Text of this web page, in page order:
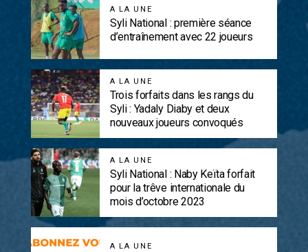
A LA UNE
Syli National : première séance
d’entraînement avec 22 joueurs
A LA UNE
Trois forfaits dans les rangs du
Syli : Yadaly Diaby et deux
nouveaux joueurs convoqués
A LA UNE
Syli National : Naby Keïta forfait
pour la trêve internationale du
mois d’octobre 2023
A LA UNE